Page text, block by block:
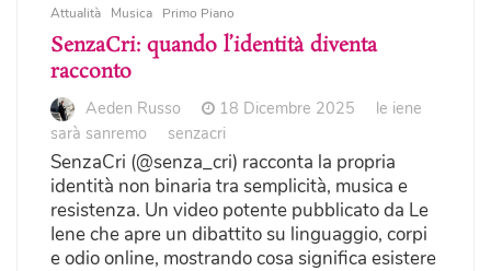
Attualità Musica Primo Piano
SenzaCri: quando l’identità diventa
racconto
Aeden Russo 18 Dicembre 2025
le iene
sarà sanremo
senzacri
SenzaCri (@senza_cri) racconta la propria
identità non binaria tra semplicità, musica e
resistenza. Un video potente pubblicato da Le
Iene che apre un dibattito su linguaggio, corpi
e odio online, mostrando cosa significa esistere